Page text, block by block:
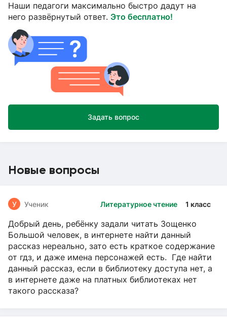
Наши педагоги максимально быстро дадут на
него развёрнутый ответ. Это бесплатно!
Задать вопрос
Новые вопросы
Литературное чтение 1 класс
У Ученик
Добрый день, ребёнку задали читать Зощенко
Большой человек, в интернете найти данный
рассказ нереально, зато есть краткое содержание
от гдз, и даже имена персонажей есть. Где найти
данный рассказ, если в библиотеку доступа нет, а
в интернете даже на платных библиотеках нет
такого рассказа?